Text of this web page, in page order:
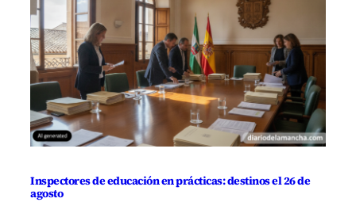
Inspectores de educación en prácticas: destinos el 26 de
agosto